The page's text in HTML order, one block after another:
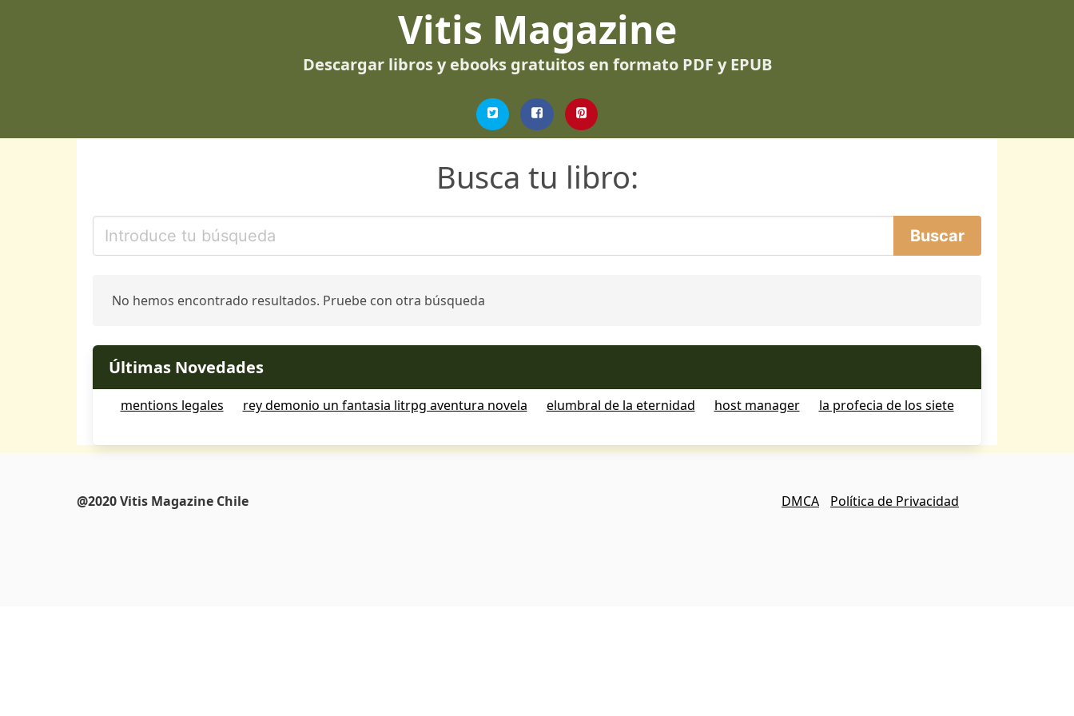
Vitis Magazine
Descargar libros y ebooks gratuitos en formato PDF y EPUB
Busca tu libro:
No hemos encontrado resultados. Pruebe con otra búsqueda
Últimas Novedades
mentions legales rey demonio un fantasia litrpg aventura novela elumbral de la eternidad host manager la profecia de los siete
@2020 Vitis Magazine Chile DMCA Política de Privacidad